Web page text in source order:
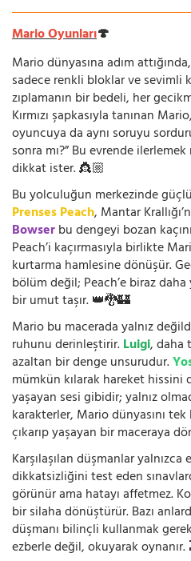
Mario Oyunları🍄
Mario dünyasına adım
sadece renkli bloklar ve sevimli
zıplamanın bir bedeli, her
Kırmızı şapkasıyla tanınan
oyuncuya da aynı soruyu
sonra mı?” Bu evrende
dikkat ister. 👸🏼
Bu yolculuğun merkezinde
Prenses Peach, Mantar
Bowserbu dengeyi bozan
Peach’i kaçırmasıyla birlikte
kurtarma hamlesine dönüşür.
bölüm değil; Peach’e biraz
bir umut taşır. 👑🐉🏰
Mario bu macerada yalnız
ruhunu derinleştirir.Luigi, daha
azaltan bir denge unsurudur.
mümkün kılarak hareket hissini
yaşayan sesi gibidir; yalnız
karakterler, Mario dünyasını
çıkarıp yaşayan bir maceraya
Karşılaşılan düşmanlar
dikkatsizliğini test eden
görünür ama hatayı affetmez.
bir silaha dönüştürür. Bazı
düşmanı bilinçli kullanmak
ezberle değil, okuyarak oynanır.